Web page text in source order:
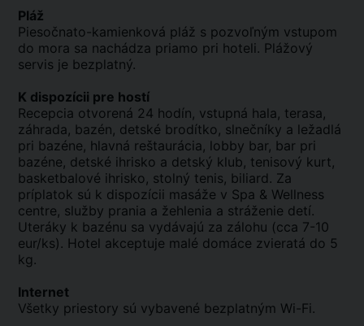
Pláž
Piesočnato-kamienková pláž s pozvoľným vstupom
do mora sa nachádza priamo pri hoteli. Plážový
servis je bezplatný.
K dispozícii pre hostí
Recepcia otvorená 24 hodín, vstupná hala, terasa,
záhrada, bazén, detské brodítko, slnečníky a ležadlá
pri bazéne, hlavná reštaurácia, lobby bar, bar pri
bazéne, detské ihrisko a detský klub, tenisový kurt,
basketbalové ihrisko, stolný tenis, biliard. Za
príplatok sú k dispozícii masáže v Spa & Wellness
centre, služby prania a žehlenia a stráženie detí.
Uteráky k bazénu sa vydávajú za zálohu (cca 7-10
eur/ks). Hotel akceptuje malé domáce zvieratá do 5
kg.
Internet
Všetky priestory sú vybavené bezplatným Wi-Fi.